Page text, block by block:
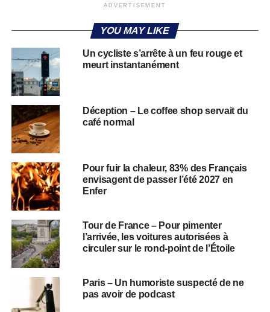
ADVERTISEMENT
YOU MAY LIKE
Un cycliste s’arrête à un feu rouge et
meurt instantanément
Déception – Le coffee shop servait du
café normal
Pour fuir la chaleur, 83% des Français
envisagent de passer l’été 2027 en
Enfer
Tour de France – Pour pimenter
l’arrivée, les voitures autorisées à
circuler sur le rond-point de l’Étoile
Paris – Un humoriste suspecté de ne
pas avoir de podcast